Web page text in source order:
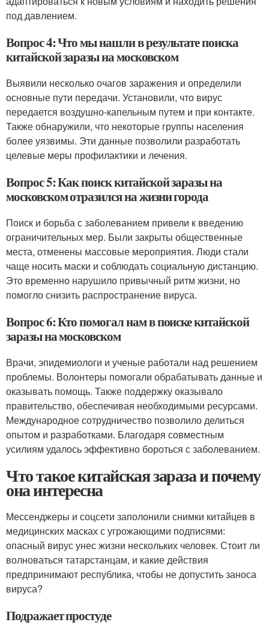
под давлением.
Вопрос 4: Что мы нашли в результате поиска
китайской заразы на московском
Выявили несколько очагов заражения и определили
основные пути передачи. Установили, что вирус
передается воздушно-капельным путем и при контакте.
Также обнаружили, что некоторые группы населения
более уязвимы. Эти данные позволили разработать
целевые меры профилактики и лечения.
Вопрос 5: Как поиск китайской заразы на
московском отразился на жизни города
Поиск и борьба с заболеванием привели к введению
ограничительных мер. Были закрыты общественные
места, отменены массовые мероприятия. Люди стали
чаще носить маски и соблюдать социальную дистанцию.
Это временно нарушило привычный ритм жизни, но
помогло снизить распространение вируса.
Вопрос 6: Кто помогал нам в поиске китайской
заразы на московском
Врачи, эпидемиологи и ученые работали над решением
проблемы. Волонтеры помогали обрабатывать данные и
оказывать помощь. Также поддержку оказывало
правительство, обеспечивая необходимыми ресурсами.
Международное сотрудничество позволило делиться
опытом и разработками. Благодаря совместным
усилиям удалось эффективно бороться с заболеванием.
Что такое китайская зараза и почему
она интересна
Мессенджеры и соцсети заполонили снимки китайцев в
медицинских масках с угрожающими подписями:
опасный вирус унес жизни нескольких человек. Стоит ли
волноваться татарстанцам, и какие действия
предпринимают республика, чтобы не допустить заноса
вируса?
Подражает простуде